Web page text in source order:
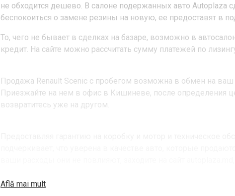
не обходится дешево. В салоне подержанных авто Autoplaza
беспокоиться о замене резины на новую, ее предоставят в
То, чего не бывает в сделках на базаре, возможно в
кредит. На сайте можно рассчитать сумму платежей по
Продажа Renault Scenic с пробегом возможна в обмен на ваш
Приезжайте на нем в офис в Кишиневе, после определения
возвратитесь уже на другом.
Află mai mult